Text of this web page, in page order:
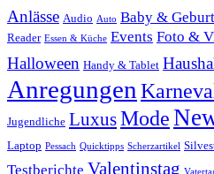
Anlässe Audio Auto Baby & Geburt
Reader Essen & Küche Events Foto &
Halloween Handy & Tablet
Anregungen
Jugendliche LuxusMode
Laptop Pessach Quicktipps Scherzartikel
Testberichte Valentinstag